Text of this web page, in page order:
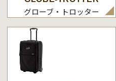
グローブ・トロッター